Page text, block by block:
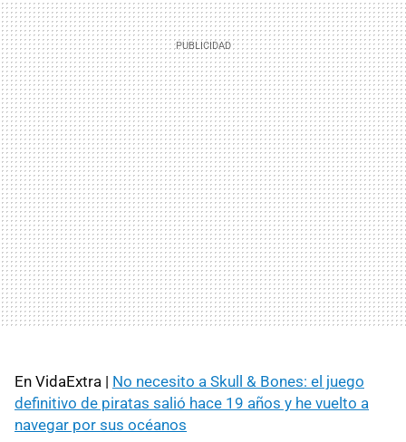
En VidaExtra | No necesito a Skull & Bones: el juego
definitivo de piratas salió hace 19 años y he vuelto a
navegar por sus océanos